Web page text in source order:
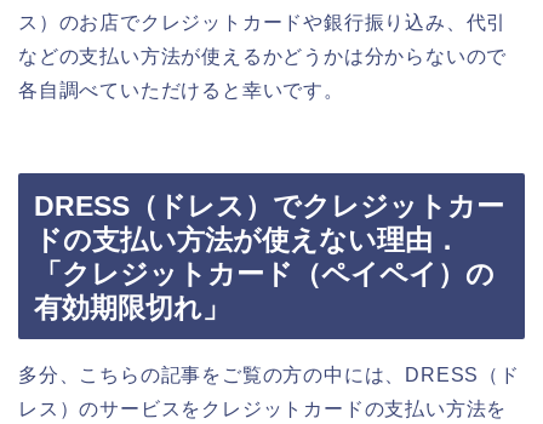
ス）のお店でクレジットカードや銀行振り込み、代引
などの支払い方法が使えるかどうかは分からないので
各自調べていただけると幸いです。
DRESS（ドレス）でクレジットカー
ドの支払い方法が使えない理由．
「クレジットカード（ペイペイ）の
有効期限切れ」
多分、こちらの記事をご覧の方の中には、DRESS（ド
レス）のサービスをクレジットカードの支払い方法を